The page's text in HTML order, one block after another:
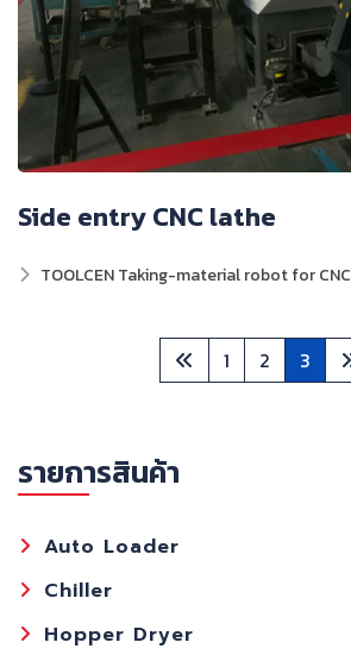
รายการสินค้า
Auto Loader
Chiller
Hopper Dryer
Side entry CNC lathe
TOOLCEN Taking-material robot for CNC
1 2 3